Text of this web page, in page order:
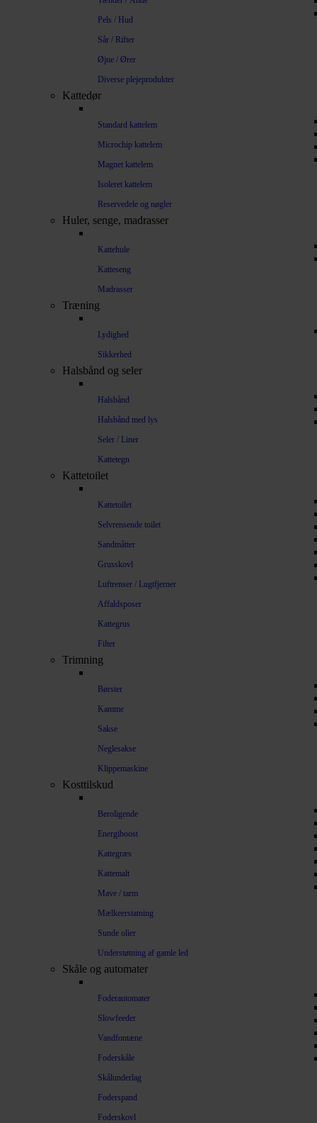
Pels / Hud
Sår / Rifter
Øjne / Ører
Diverse plejeprodukter
Kattedør
Standard kattelem
Microchip kattelem
Magnet kattelem
Isoleret kattelem
Reservedele og nøgler
Huler, senge, madrasser
Kattehule
Katteseng
Madrasser
Træning
Lydighed
Sikkerhed
Halsbånd og seler
Halsbånd
Halsbånd med lys
Seler / Liner
Kattetegn
Kattetoilet
Kattetoilet
Selvrensende toilet
Sandmåtter
Grusskovl
Luftrenser / Lugtfjerner
Affaldsposer
Kattegrus
Filter
Trimning
Børster
Kamme
Sakse
Neglesakse
Klippemaskine
Kosttilskud
Beroligende
Energiboost
Kattegræs
Kattemalt
Mave / tarm
Mælkeerstatning
Sunde olier
Understøtning af gamle led
Skåle og automater
Foderautomater
Slowfeeder
Vandfontæne
Foderskåle
Skålunderlag
Foderspand
Foderskovl